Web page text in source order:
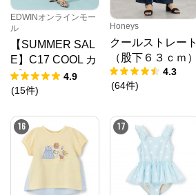
EDWINオンラインモー
ル
【SUMMER SAL
E】C17 COOL カ
プリ デニムパン
ツ【涼】
4.9
(15件)
Honeys
クールストレート
（股下６３ｃｍ）
4.3
(64件)
16 17